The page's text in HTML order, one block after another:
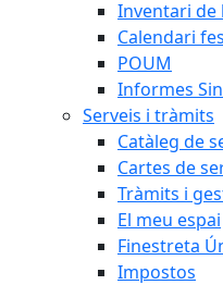
Inventari de
Calendari
POUM
Informes
Serveis i tràmits
Catàleg de
Cartes de
Tràmits i
El meu espai
Finestreta
Impostos